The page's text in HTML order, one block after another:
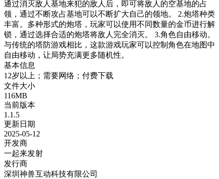
通过消灭敌人基地来犯的敌人后，即可将敌人的空基地的占
领，通过不断攻占基地可以不断扩大自己的领地。 2.炮塔种类
丰富。多种形式的炮塔，玩家可以使用不同数量的金币进行解
锁，通过选择合适的炮塔将敌人完全消灭。 3.角色自由移动。
与传统的塔防游戏相比，这款游戏玩家可以控制角色在地图中
自由移动，让局势充满更多随机性。
基本信息
12岁以上；需要网络；付费下载
文件大小
116MB
当前版本
1.1.5
更新日期
2025-05-12
开发商
一起来发射
发行商
深圳神兽互动科技有限公司